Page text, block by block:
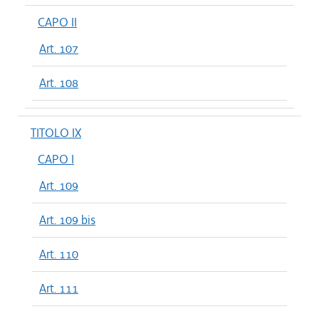
CAPO II
Art. 107
Art. 108
TITOLO IX
CAPO I
Art. 109
Art. 109 bis
Art. 110
Art. 111